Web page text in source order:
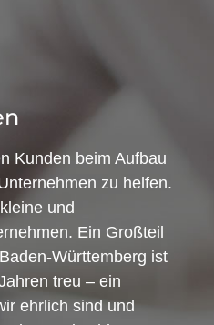
Kunden beim Aufbau
zu helfen.
und
Ein Großteil
Württemberg ist
treu – ein
ehrlich sind und